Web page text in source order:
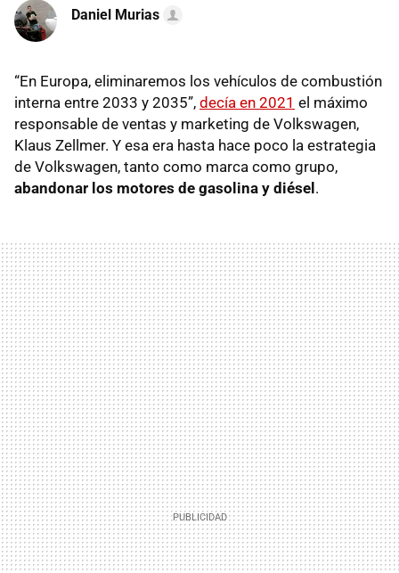
Daniel Murias
“En Europa, eliminaremos los vehículos de combustión
interna entre 2033 y 2035”, decía en 2021 el máximo
responsable de ventas y marketing de Volkswagen,
Klaus Zellmer. Y esa era hasta hace poco la estrategia
de Volkswagen, tanto como marca como grupo,
abandonar los motores de gasolina y diésel.